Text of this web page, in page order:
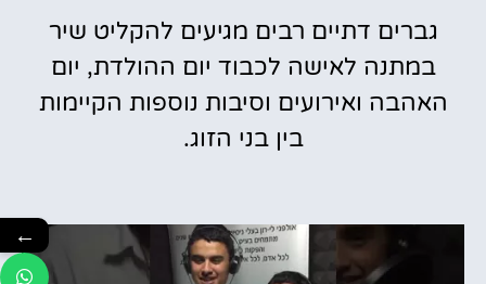
גברים דתיים רבים מגיעים להקליט שיר
במתנה לאישה לכבוד יום ההולדת, יום
האהבה ואירועים וסיבות נוספות הקיימות
בין בני הזוג.
←